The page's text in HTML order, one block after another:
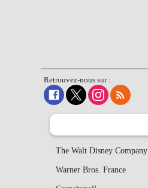
Retrouvez-nous sur :
The Walt Disney Company
Warner Bros. France